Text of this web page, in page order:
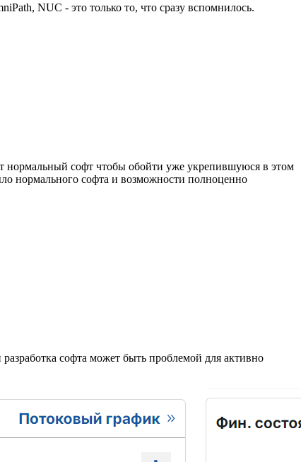
NUC - это только то, что сразу вспомнилось.
нормальный софт чтобы обойти уже укрепившуюся в этом
нормального софта и возможности полноценно
софта может быть проблемой для активно